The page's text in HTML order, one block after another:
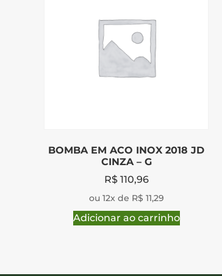
BOMBA EM ACO INOX 2018 JD
CINZA – G
R$110,96
ou 12x de R$ 11,29
Adicionar ao carrinho